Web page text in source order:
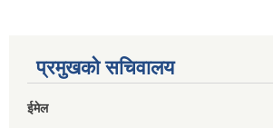
प्रमुखको सचिवालय
ईमेल